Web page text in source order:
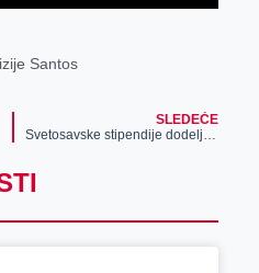
Santos
SLEDEĆE
Svetosavske stipendije dodeljene najboljim đacima i studentima